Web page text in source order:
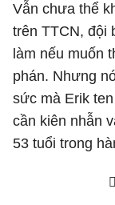
Vẫn chưa thể
trên TTCN, đội
làm nếu muốn
phán. Nhưng
sức mà Erik
cần kiên nhẫn
53 tuổi trong